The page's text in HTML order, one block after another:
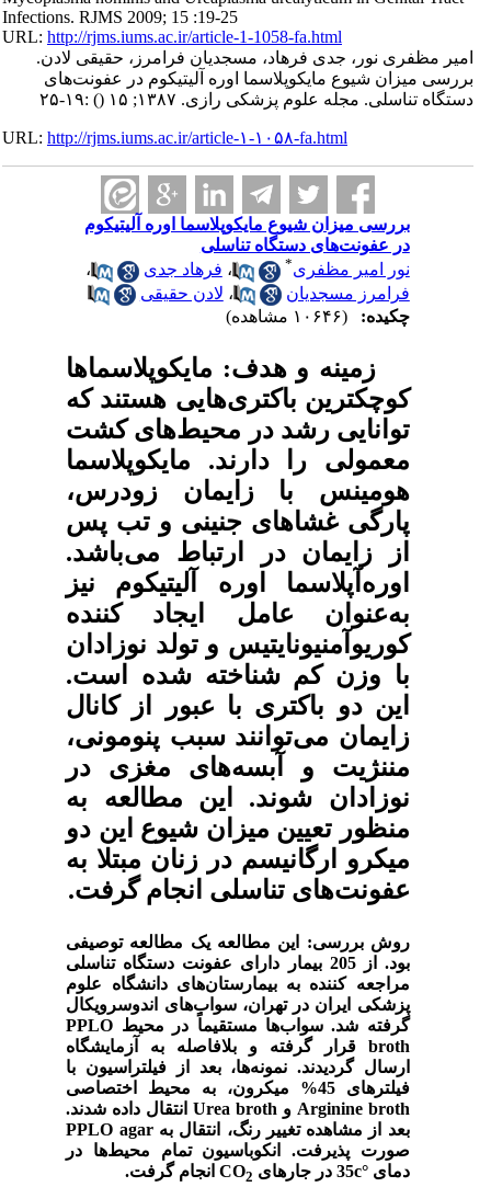
Infections. RJMS 2009; 15 :19-25
URL:http://rjms.iums.ac.ir/article-1-1058-fa.html
امیر مظفری نور، جدی فرهاد، مسجدیان فرامرز، حقیقی لادن.
بررسی میزان شیوع مایکوپلاسما اوره آلیتیکوم در عفونت‌های
دستگاه تناسلی. مجله علوم پزشکی رازی. ۱۳۸۷; ۱۵
() :۱۹-۲۵
URL:http://rjms.iums.ac.ir/article-۱-۱۰۵۸-fa.html
بررسی میزان شیوع مایکوپلاسما اوره آلیتیکوم
در عفونت‌های دستگاه تناسلی
نور امیر مظفری* ،فرهاد جدی
،
فرامرز مسجدیان
،لادن حقیقی
چکیده:
زمینه و هدف: مایکوپلاسماها
کوچکترین باکتری‌هایی هستند که
توانایی رشد در محیط‌های کشت
معمولی را دارند. مایکوپلاسما
هومینس با زایمان زودرس،
پارگی غشاهای جنینی و تب پس
از زایمان در ارتباط می‌باشد.
اوره‌آپلاسما اوره آلیتیکوم نیز
به‌عنوان عامل ایجاد کننده
کوریوآمنیونایتیس و تولد نوزادان
با وزن کم شناخته شده است.
این دو باکتری با عبور از کانال
زایمان می‌توانند سبب پنومونی،
مننژیت و آبسه‌های مغزی در
نوزادان شوند. این مطالعه به
منظور تعیین میزان شیوع این دو
میکرو ارگانیسم در زنان مبتلا به
عفونت‌های تناسلی انجام گرفت.
روش بررسی: این مطالعه یک مطالعه توصیفی
بود. از 205 بیمار دارای عفونت دستگاه تناسلی
مراجعه کننده به بیمارستان‌های دانشگاه علوم
پزشکی ایران در تهران، سواب‌های اندوسرویکال
گرفته شد. سواب‌ها مستقیماً در محیطPPLO
brothقرار گرفته و بلافاصله به آزمایشگاه
ارسال گردیدند. نمونه‌ها، بعد از فیلتراسیون با
فیلترهای 45% میکرون، به محیط اختصاصی
Arginine brothوUrea brothانتقال داده شدند.
بعد از مشاهده تغییر رنگ، انتقال بهPPLO agar
صورت پذیرفت. انکوباسیون تمام محیط‌ها در
دمای°
c35 در جارهای CO 2 انجام گرفت.